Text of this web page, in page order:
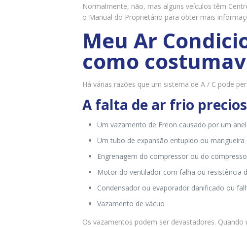
Normalmente, não, mas alguns veículos têm
o Manual do Proprietário para obter mais
Meu Ar
como
Há várias razões que um sistema de A / C pode
A falta de ar frio
Um vazamento de Freon causado por um
Um tubo de expansão entupido ou
Engrenagem do compressor ou do
Motor do ventilador com falha ou resistência
Condensador ou evaporador danificado ou
Vazamento de vácuo
Os vazamentos podem ser devastadores. Quando